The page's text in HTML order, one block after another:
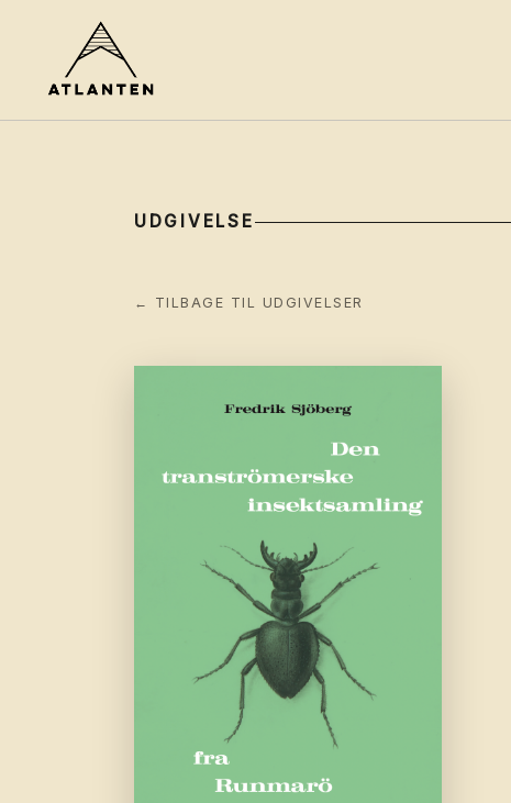
UDGIVELSE
← TILBAGE TIL UDGIVELSER